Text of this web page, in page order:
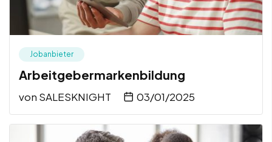
Jobanbieter
Arbeitgebermarkenbildung
von SALESKNIGHT 03/01/2025